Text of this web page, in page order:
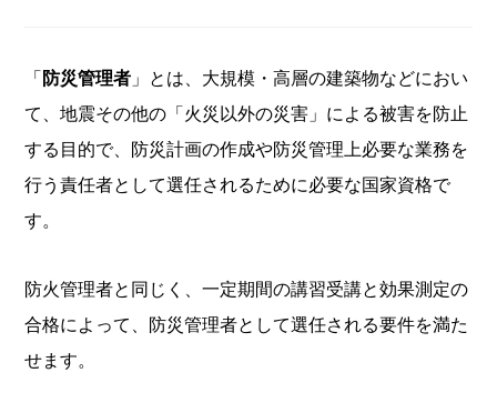
「 防災管理者 」とは、大規模・高層の建築物などにおい
て、地震その他の「火災以外の災害」による被害を防止
する目的で、防災計画の作成や防災管理上必要な業務を
行う責任者として選任されるために必要な国家資格で
す。
防火管理者と同じく、一定期間の講習受講と効果測定の
合格によって、防災管理者として選任される要件を満た
せます。